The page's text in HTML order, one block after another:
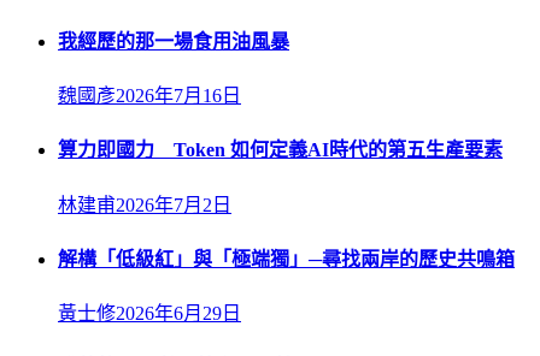
我經歷的那一場食用油風暴
魏國彥2026年7月16日
算力即國力 Token 如何定義AI時代的第五生產要素
林建甫2026年7月2日
解構「低級紅」與「極端獨」─尋找兩岸的歷史共鳴箱
黃士修2026年6月29日